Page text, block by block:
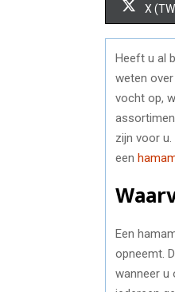
S
H
A
R
E
X
Heeft u al
weten
vocht op,
zijn voor
een
Een
opneemt.
wanneer u